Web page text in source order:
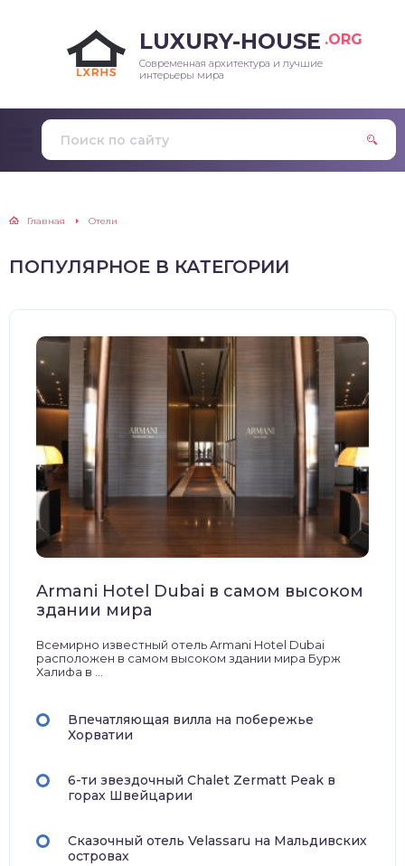
LUXURY-HOUSE .ORG
Современная архитектура и лучшие
интерьеры мира
Главная Отели
ПОПУЛЯРНОЕ В КАТЕГОРИИ
Armani Hotel Dubai в самом высоком
здании мира
Всемирно известный отель Armani Hotel Dubai
расположен в самом высоком здании мира Бурж
Халифа в ...
Впечатляющая вилла на побережье
Хорватии
6-ти звездочный Chalet Zermatt Peak в
горах Швейцарии
Сказочный отель Velassaru на Мальдивских
островах